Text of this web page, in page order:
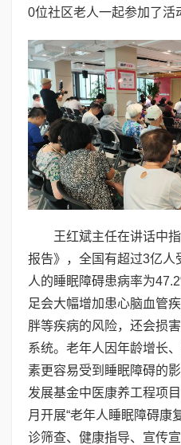
0位社区老人一起参加了活
王红斌主任在讲话中
报告》，全国有超过3亿人
人的睡眠障碍患病率为
足会大幅增加患心脑血管
胖等疾病的风险，还会损
系统‌。老年人因年龄增长
素更容易受到睡眠障碍的
发展基金中医康养工程项
月开展“老年人睡眠障碍康
诊筛查、健康指导、宣传